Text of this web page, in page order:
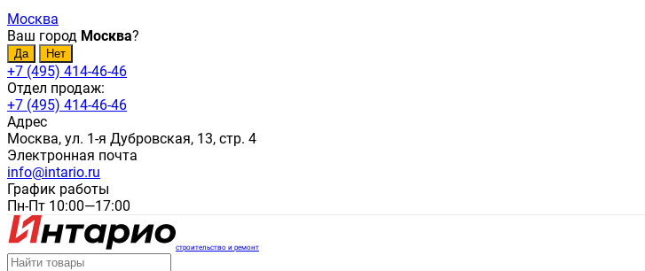
Москва
Ваш город Москва?
+7 (495) 414-46-46
Отдел продаж:
+7 (495) 414-46-46
Адрес
Москва, ул. 1-я Дубровская, 13, стр. 4
Электронная почта
info@intario.ru
График работы
Пн-Пт 10:00—17:00
строительство и ремонт